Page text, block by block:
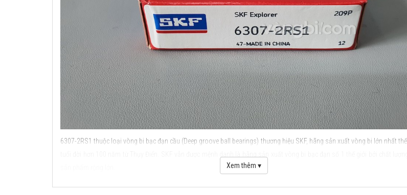
6307-2RS1 thuộc loại vòng bi bạc đạn cầu (Deep groove ball bearings) thương hiệu SKF, hãng sản xuất vòng bi lớn nhất
Xem thêm ▾